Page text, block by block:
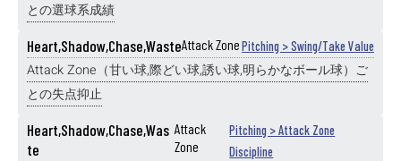
との選球系成績
Heart,Shadow,Chase,WasteAttack ZonePitching > Swing/Take Value
Attack Zone（甘い球,際どい球,誘い球,明らかなボール球）ご
との失点抑止
Heart,Shadow,Chase,Was
te
Attack
Zone
Pitching > Attack Zone
Discipline